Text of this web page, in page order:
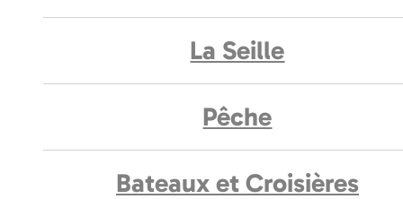
La Seille
Pêche
Bateaux et Croisières